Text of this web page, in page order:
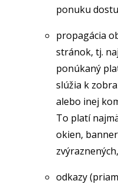
ponuku
propagácia
stránok, tj.
ponúkaný
slúžia k
alebo inej
To platí
okien,
odkazy